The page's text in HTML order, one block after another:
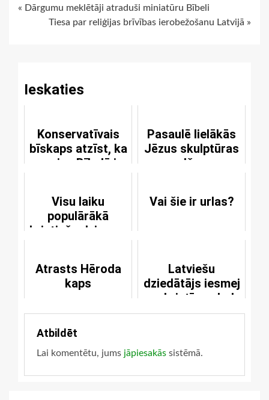
Continue
« Dārgumu meklētāji atraduši miniatūru Bībeli
Tiesa par reliģijas brīvības ierobežošanu Latvijā »
Ieskaties
Konservatīvais
bīskaps atzīst, ka
ne viss Bībelē ir
Pasaulē lielākās
Jēzus skulptūras
celšana
Visu laiku
populārākā
kristiešu dziesma
Vai šie ir urlas?
Atrasts Hēroda
kaps
Latviešu
dziedātājs iesmej
par kristīgo skolu
Atbildēt
Lai komentētu, jums jāpiesakās sistēmā.